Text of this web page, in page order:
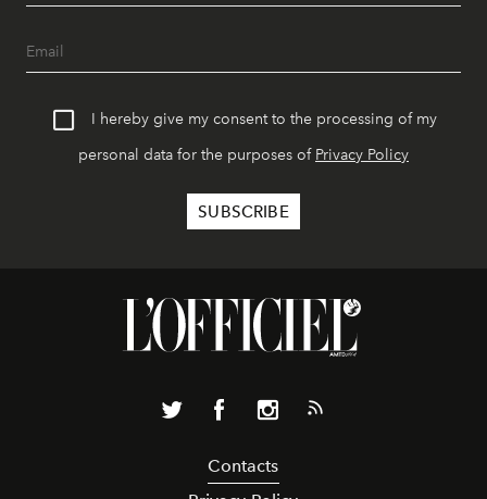
I hereby give my consent to the processing of my
personal data for the purposes of Privacy Policy
Contacts